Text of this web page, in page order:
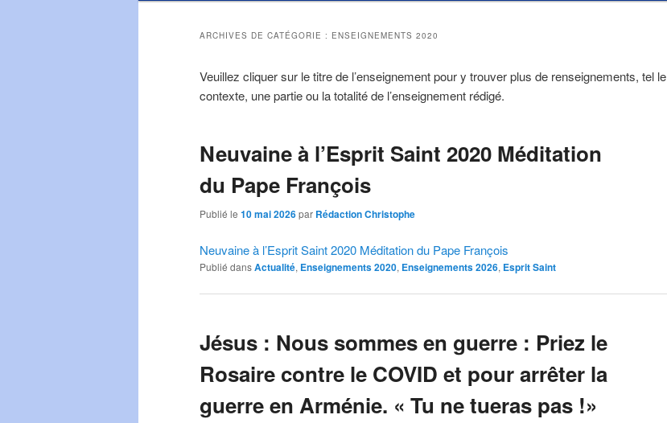
ARCHIVES DE CATÉGORIE : ENSEIGNEMENTS 2020
Veuillez cliquer sur le titre de l’enseignement pour y trouver plus de renseignements, tel le
contexte, une partie ou la totalité de l’enseignement rédigé.
Neuvaine à l’Esprit Saint 2020 Méditation
du Pape François
Publié le 10 mai 2026par Rédaction Christophe
Neuvaine à l’Esprit Saint 2020 Méditation du Pape François
Publié dansActualité, Enseignements 2020, Enseignements 2026, Esprit Saint
Jésus : Nous sommes en guerre : Priez le
Rosaire contre le COVID et pour arrêter la
guerre en Arménie. « Tu ne tueras pas !»